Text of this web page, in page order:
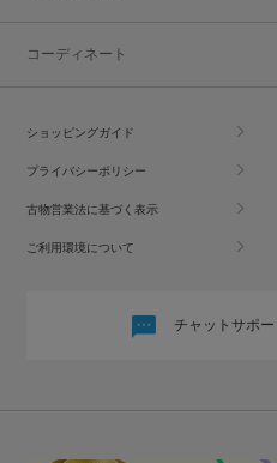
コーディネート
ショッピングガイド
プライバシーポリシー
古物営業法に基づく表示
ご利用環境について
チャットサポー